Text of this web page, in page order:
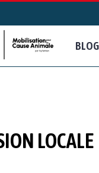
BLOG
LOCALE